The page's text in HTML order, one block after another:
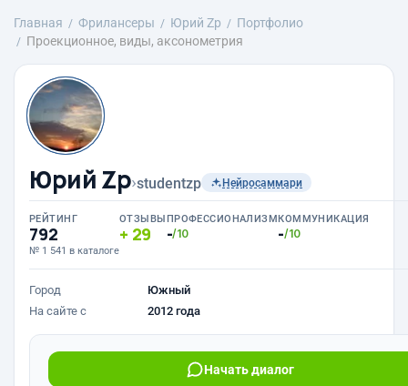
Главная Фрилансеры Юрий Zp
Портфолио
Проекционное, виды, аксонометрия
Юрий Zp›studentzp Нейросаммари
РЕЙТИНГ
792
№ 1 541 в каталоге
ОТЗЫВЫ
29
ПРОФЕССИОНАЛИЗМ
-/10
КОММУНИКАЦИЯ
-/10
Город
Южный
На сайте с
2012 года
Начать диалог